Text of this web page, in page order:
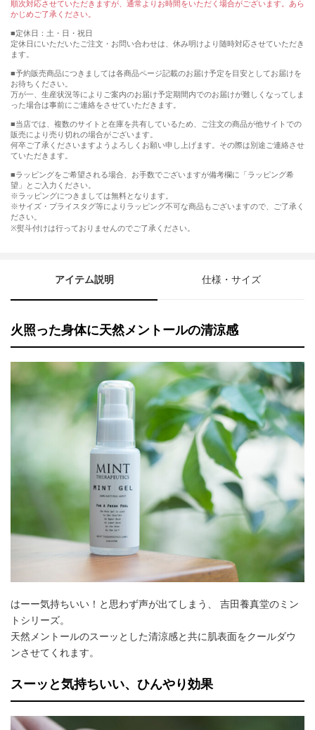
順次対応させていただきますが、通常よりお時間をいただく場合がございます。あら
かじめご了承ください。
■定休日：土・日・祝日
定休日にいただいたご注文・お問い合わせは、休み明けより随時対応させていただき
ます。
■予約販売商品につきましては各商品ページ記載のお届け予定を目安としてお届けを
お待ちください。
万が一、生産状況等によりご案内のお届け予定期間内でのお届けが難しくなってしま
った場合は事前にご連絡をさせていただきます。
■当店では、複数のサイトと在庫を共有しているため、ご注文の商品が他サイトでの
販売により売り切れの場合がございます。
何卒ご了承くださいますようよろしくお願い申し上げます。その際は別途ご連絡させ
ていただきます。
■ラッピングをご希望される場合、お手数でございますが備考欄に「ラッピング希
望」とご入力ください。
※ラッピングにつきましては無料となります。
※サイズ・プライスタグ等によりラッピング不可な商品もございますので、ご了承く
ださい。
※熨斗付けは行っておりませんのでご了承ください。
アイテム説明 仕様・サイズ
火照った身体に天然メントールの清涼感
はーー気持ちいい！と思わず声が出てしまう、 吉田養真堂のミン
トシリーズ。
天然メントールのスーッとした清涼感と共に肌表面をクールダウ
ンさせてくれます。
スーッと気持ちいい、ひんやり効果